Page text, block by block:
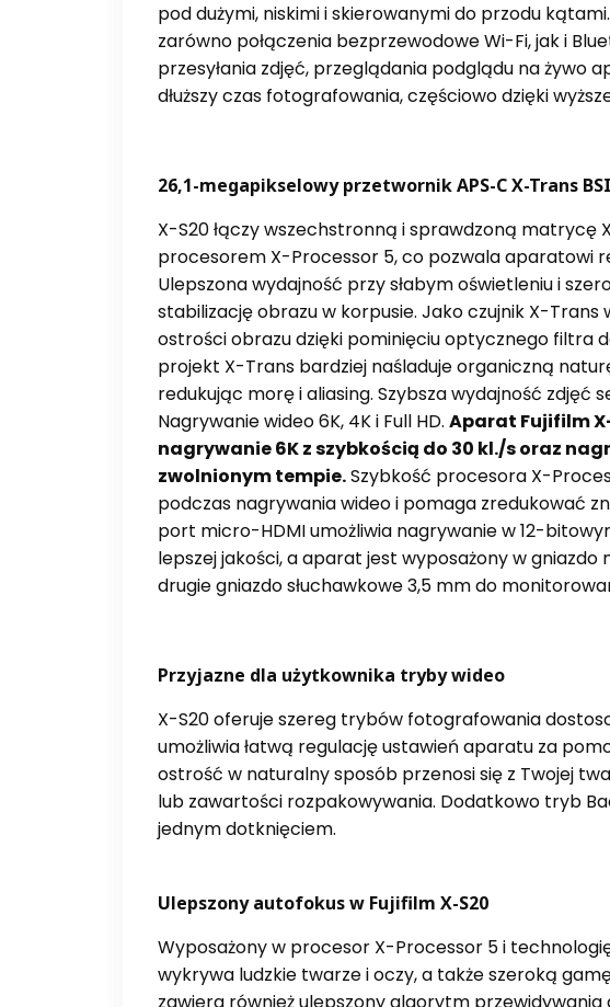
pod dużymi, niskimi i skierowanymi do przodu
zarówno połączenia bezprzewodowe Wi-Fi, jak i
przesyłania zdjęć, przeglądania podglądu na żywo
dłuższy czas fotografowania, częściowo dzięki
26,1-megapikselowy przetwornik APS-C X-Trans
X-S20 łączy wszechstronną i sprawdzoną matrycę
procesorem X-Processor 5, co pozwala aparatowi
Ulepszona wydajność przy słabym oświetleniu i
stabilizację obrazu w korpusie. Jako czujnik X-
ostrości obrazu dzięki pominięciu optycznego filtra
projekt X-Trans bardziej naśladuje organiczną
redukując morę i aliasing. Szybsza wydajność
Nagrywanie wideo 6K, 4K i Full HD. Aparat Fujifilm
nagrywanie 6K z szybkością do 30 kl./s oraz
zwolnionym tempie.Szybkość procesora X-
podczas nagrywania wideo i pomaga zredukować
port micro-HDMI umożliwia nagrywanie w 12-
lepszej jakości, a aparat jest wyposażony w
drugie gniazdo słuchawkowe 3,5 mm do
Przyjazne dla użytkownika tryby wideo
X-S20 oferuje szereg trybów fotografowania
umożliwia łatwą regulację ustawień aparatu za
ostrość w naturalny sposób przenosi się z Twojej
lub zawartości rozpakowywania. Dodatkowo tryb
jednym dotknięciem.
Ulepszony autofokus w Fujifilm X-S20
Wyposażony w procesor X-Processor 5 i
wykrywa ludzkie twarze i oczy, a także szeroką